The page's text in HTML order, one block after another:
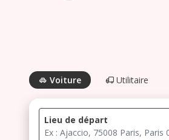
Voiture Utilitaire
Lieu de départ